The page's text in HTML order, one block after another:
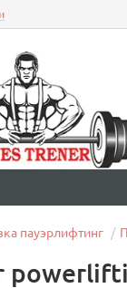
пауэрлифтинг